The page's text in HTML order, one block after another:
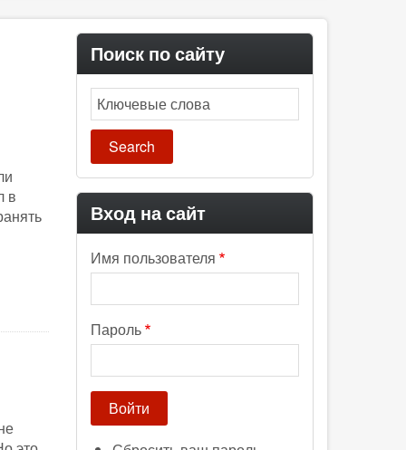
в
Поиск по сайту
Search
Вход на сайт
Имя пользователя
Пароль